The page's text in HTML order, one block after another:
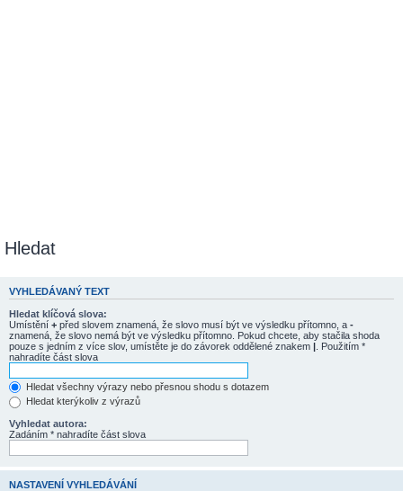
Hledat
VYHLEDÁVANÝ TEXT
Hledat klíčová slova:
Umístění + před slovem znamená, že slovo musí být ve výsledku přítomno, a -
znamená, že slovo nemá být ve výsledku přítomno. Pokud chcete, aby stačila shoda
pouze s jedním z více slov, umístěte je do závorek oddělené znakem | . Použitím *
nahradíte část slova
Hledat všechny výrazy nebo přesnou shodu s dotazem
Hledat kterýkoliv z výrazů
Vyhledat autora:
Zadáním * nahradíte část slova
NASTAVENÍ VYHLEDÁVÁNÍ